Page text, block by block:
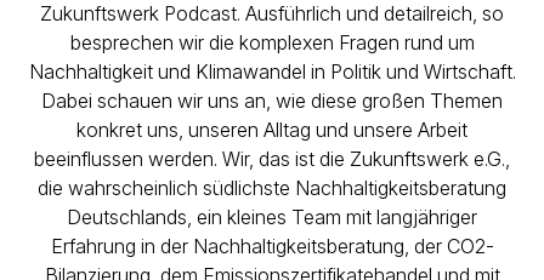
Zukunftswerk Podcast. Ausführlich und detailreich, so
besprechen wir die komplexen Fragen rund um
Nachhaltigkeit und Klimawandel in Politik und Wirtschaft.
Dabei schauen wir uns an, wie diese großen Themen
konkret uns, unseren Alltag und unsere Arbeit
beeinflussen werden. Wir, das ist die Zukunftswerk e.G.,
die wahrscheinlich südlichste Nachhaltigkeitsberatung
Deutschlands, ein kleines Team mit langjähriger
Erfahrung in der Nachhaltigkeitsberatung, der CO2-
Bilanzierung, dem Emissionszertifikatehandel und mit